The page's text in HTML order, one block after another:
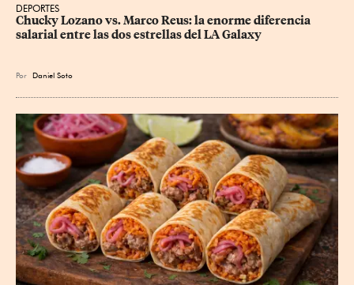
DEPORTES
Chucky Lozano vs. Marco Reus: la enorme diferencia
salarial entre las dos estrellas del LA Galaxy
Por Daniel Soto